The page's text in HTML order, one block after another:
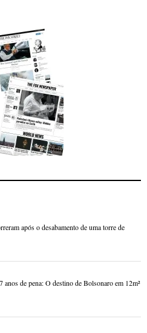
após o desabamento de uma torre de
anos de pena: O destino de Bolsonaro em 12m²